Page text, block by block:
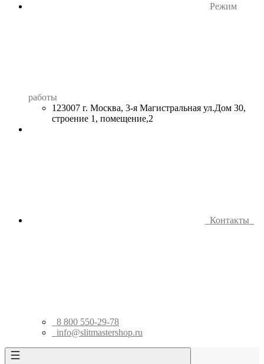
Режим
работы
123007 г. Москва, 3-я Магистральная ул.Дом 30,
строение 1, помещение,2
Контакты
8 800 550-29-78
info@slitmastershop.ru